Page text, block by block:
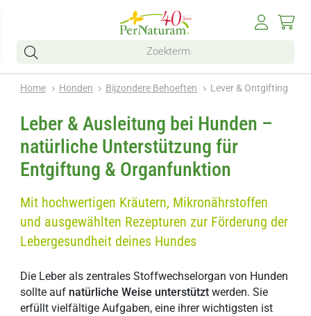
Home Honden Bijzondere Behoeften Lever & Ontgifting
Leber & Ausleitung bei Hunden –
natürliche Unterstützung für
Entgiftung & Organfunktion
Mit hochwertigen Kräutern, Mikronährstoffen
und ausgewählten Rezepturen zur Förderung der
Lebergesundheit deines Hundes
Die Leber als zentrales Stoffwechselorgan von Hunden
sollte auf natürliche Weise unterstützt werden. Sie
erfüllt vielfältige Aufgaben, eine ihrer wichtigsten ist